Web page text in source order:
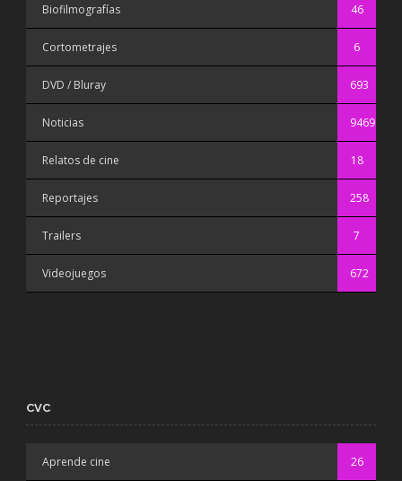
Biofilmografías 46
Cortometrajes 6
DVD / Bluray 693
Noticias 9469
Relatos de cine 18
Reportajes 258
Trailers 7
Videojuegos 672
CVC
Aprende cine 26